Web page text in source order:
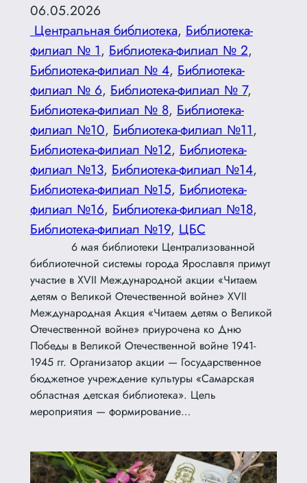
06.05.2026
Центральная библиотека, Библиотека-
филиал № 1, Библиотека-филиал № 2
Библиотека-филиал № 4, Библиотека-
филиал № 6, Библиотека-филиал № 7
Библиотека-филиал № 8, Библиотека-
филиал №10, Библиотека-филиал №11
Библиотека-филиал №12, Библиотека-
филиал №13, Библиотека-филиал №14
Библиотека-филиал №15, Библиотека-
филиал №16, Библиотека-филиал №18
Библиотека-филиал №19, ЦБС
6 мая библиотеки Централизованной
библиотечной системы города Ярославля примут
участие в XVII Международной акции «Читаем
детям о Великой Отечественной войне» XVII
Международная Акция «Читаем детям о Великой
Отечественной войне» приурочена ко Дню
Победы в Великой Отечественной войне 1941-
1945 гг. Организатор акции — Государственное
бюджетное учреждение культуры «Самарская
областная детская библиотека». Цель
мероприятия — формирование…